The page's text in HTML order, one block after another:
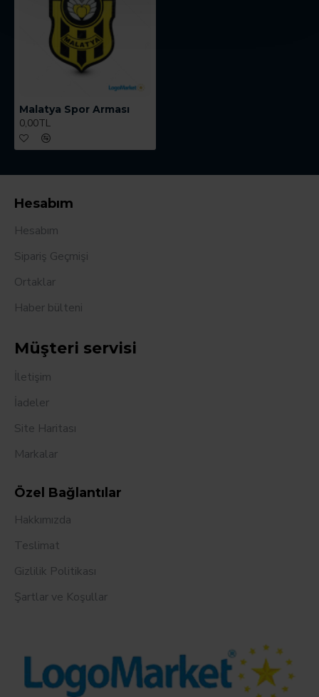
Malatya Spor Arması
0,00TL
Hesabım
Hesabım
Sipariş Geçmişi
Ortaklar
Haber bülteni
Müşteri servisi
İletişim
İadeler
Site Haritası
Markalar
Özel Bağlantılar
Hakkımızda
Teslimat
Gizlilik Politikası
Şartlar ve Koşullar